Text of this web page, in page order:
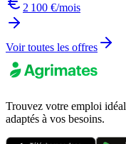
2 100 €/mois
Voir toutes les offres
Trouvez votre emploi
adaptés à vos besoins.